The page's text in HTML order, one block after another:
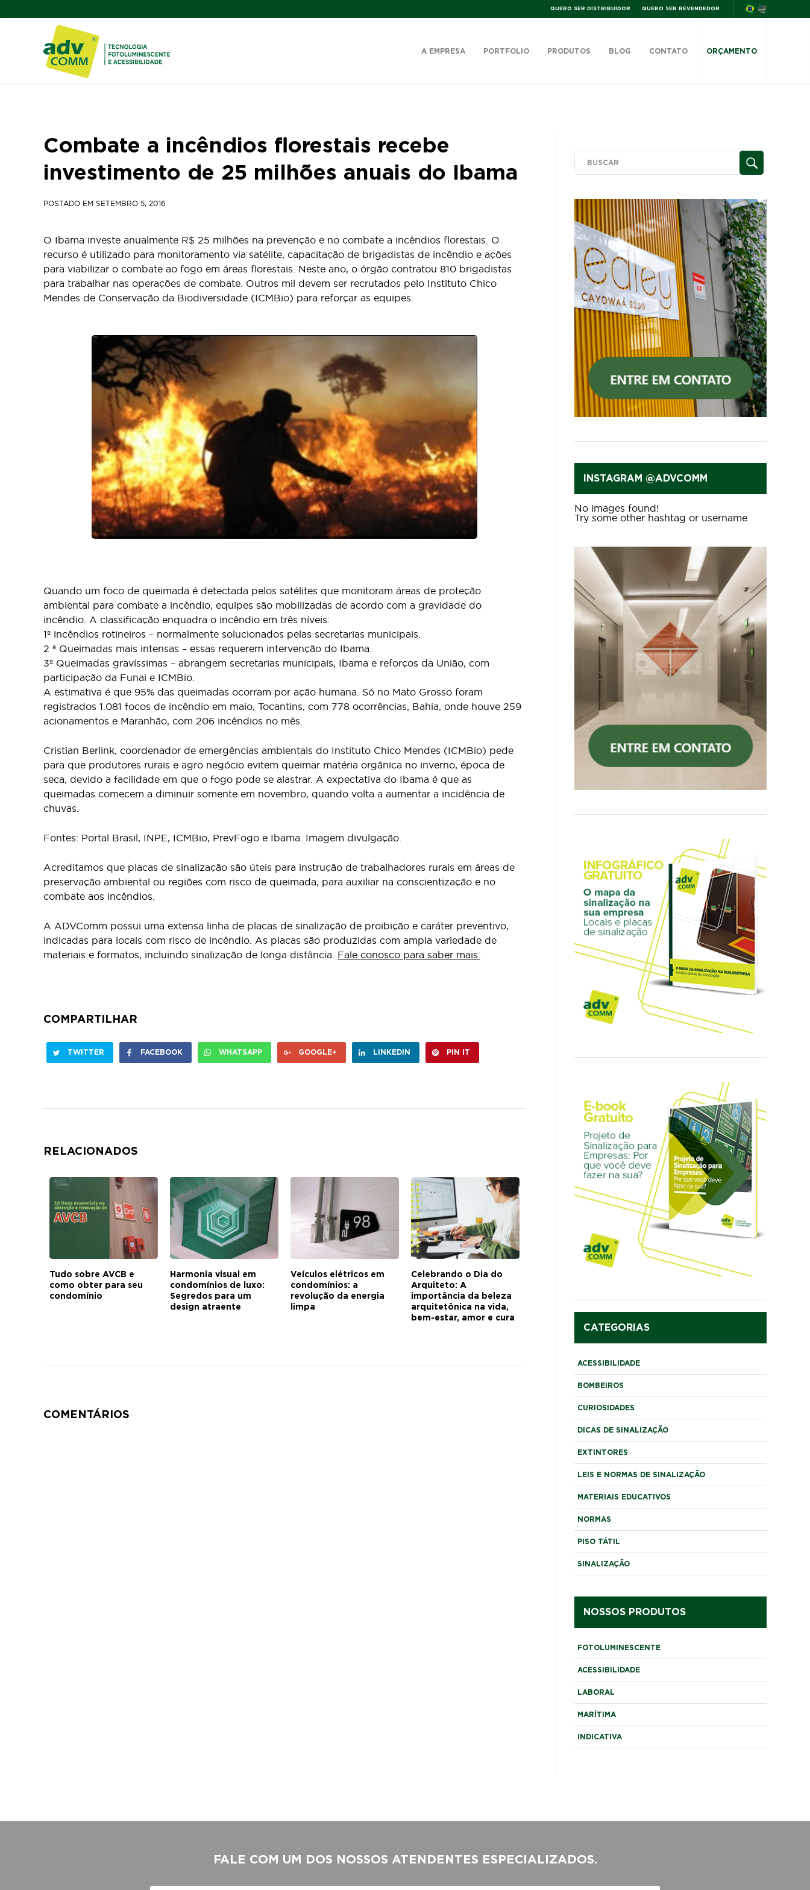
QUERO SER DISTRIBUIDOR QUERO SER REVENDEDOR
A EMPRESA PORTFOLIO PRODUTOS BLOG CONTATO ORÇAMENTO
Combate a incêndios florestais recebe
investimento de 25 milhões anuais do Ibama
POSTADO EM SETEMBRO 5, 2016
O Ibama investe anualmente R$ 25 milhões na prevenção e no combate a incêndios florestais. O
recurso é utilizado para monitoramento via satélite, capacitação de brigadistas de incêndio e ações
para viabilizar o combate ao fogo em áreas florestais. Neste ano, o órgão contratou 810 brigadistas
para trabalhar nas operações de combate. Outros mil devem ser recrutados pelo Instituto Chico
Mendes de Conservação da Biodiversidade (ICMBio) para reforçar as equipes.
Quando um foco de queimada é detectada pelos satélites que monitoram áreas de proteção
ambiental para combate a incêndio, equipes são mobilizadas de acordo com a gravidade do
incêndio. A classificação enquadra o incêndio em três níveis:
1º incêndios rotineiros – normalmente solucionados pelas secretarias municipais.
2 º Queimadas mais intensas – essas requerem intervenção do Ibama.
3º Queimadas gravíssimas – abrangem secretarias municipais, Ibama e reforços da União, com
participação da Funai e ICMBio.
A estimativa é que 95% das queimadas ocorram por ação humana. Só no Mato Grosso foram
registrados 1.081 focos de incêndio em maio, Tocantins, com 778 ocorrências, Bahia, onde houve 259
acionamentos e Maranhão, com 206 incêndios no mês.
Cristian Berlink, coordenador de emergências ambientais do Instituto Chico Mendes (ICMBio) pede
para que produtores rurais e agro negócio evitem queimar matéria orgânica no inverno, época de
seca, devido a facilidade em que o fogo pode se alastrar. A expectativa do Ibama é que as
queimadas comecem a diminuir somente em novembro, quando volta a aumentar a incidência de
chuvas.
Fontes: Portal Brasil, INPE, ICMBio, PrevFogo e Ibama. Imagem divulgação.
Acreditamos que placas de sinalização são úteis para instrução de trabalhadores rurais em áreas de
preservação ambiental ou regiões com risco de queimada, para auxiliar na conscientização e no
combate aos incêndios.
A ADVComm possui uma extensa linha de placas de sinalização de proibição e caráter preventivo,
indicadas para locais com risco de incêndio. As placas são produzidas com ampla variedade de
materiais e formatos, incluindo sinalização de longa distância. Fale conosco para saber mais.
COMPARTILHAR
TWITTER FACEBOOK WHATSAPP GOOGLE+ LINKEDIN PIN IT
RELACIONADOS
Tudo sobre AVCB e
como obter para seu
condomínio
Harmonia visual em
condomínios de luxo:
Segredos para um
design atraente
Veículos elétricos em
condomínios: a
revolução da energia
limpa
Celebrando o Dia do
Arquiteto: A
importância da beleza
arquitetônica na vida,
bem-estar, amor e cura
COMENTÁRIOS
INSTAGRAM @ADVCOMM
No images found!
Try some other hashtag or username
CATEGORIAS
ACESSIBILIDADE
BOMBEIROS
CURIOSIDADES
DICAS DE SINALIZAÇÃO
EXTINTORES
LEIS E NORMAS DE SINALIZAÇÃO
MATERIAIS EDUCATIVOS
NORMAS
PISO TÁTIL
SINALIZAÇÃO
NOSSOS PRODUTOS
FOTOLUMINESCENTE
ACESSIBILIDADE
LABORAL
MARÍTIMA
INDICATIVA
FALE COM UM DOS NOSSOS ATENDENTES ESPECIALIZADOS.